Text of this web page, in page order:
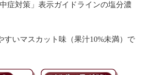
症対策」表示ガイドラインの塩分濃
すいマスカット味（果汁10%未満）で